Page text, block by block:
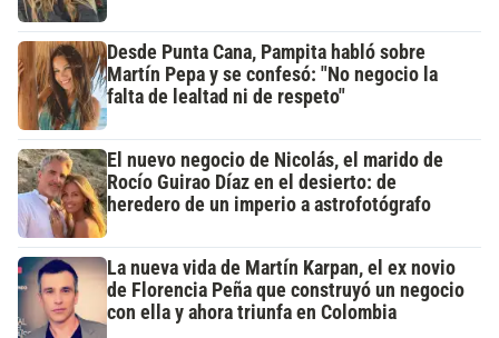
Desde Punta Cana, Pampita habló sobre
Martín Pepa y se confesó: "No negocio la
falta de lealtad ni de respeto"
El nuevo negocio de Nicolás, el marido de
Rocío Guirao Díaz en el desierto: de
heredero de un imperio a astrofotógrafo
La nueva vida de Martín Karpan, el ex novio
de Florencia Peña que construyó un negocio
con ella y ahora triunfa en Colombia